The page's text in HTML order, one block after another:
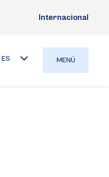
Internacional
ES MENÚ